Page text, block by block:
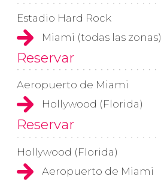
Estadio Hard Rock
Miami (todas las zonas)
Reservar
Aeropuerto de Miami
Hollywood (Florida)
Reservar
Hollywood (Florida)
Aeropuerto de Miami